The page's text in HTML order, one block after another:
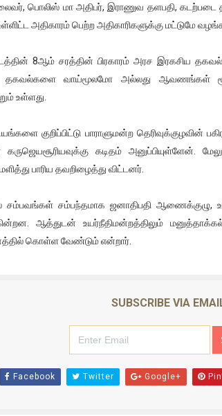
பொலிஸ் மா அதிபர், இராணுவ தளபதி, கடற்படை
அதிகாரம் பெற்ற அதிகாரிகளுக்கு மட்டுமே வழங்க
8ஆம் சரத்தின் பிரகாரம் அரச இரகசிய
தகவல்களை வாய்மூலமோ அல்லது ஆவணங்கள்
உள்ளது.
குறிப்பிட்டு பாராளுமன்ற தெரிவுக்குழவின்
கடிதம் அனுப்பியுள்ளேன்.
பாரிய தவறிழைத்து விட்டனர்.
சம்பவங்கள் சம்பந்தமாக ஜனாதிபதி ஆணைக்குழு,
ஆத்துடன் உயர்நீதிமன்றத்திலும்
கொள்ள வேண்டும் என்றார்.
SUBSCRIBE VIA
Facebook Twitter Google+